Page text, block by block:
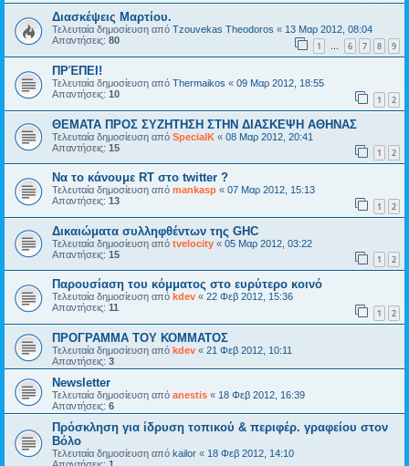
Διασκέψεις Μαρτίου.
Τελευταία δημοσίευση από Tzouvekas Theodoros « 13 Μαρ 2012, 08:04
Απαντήσεις: 80 1 … 6 7 8 9
ΠΡΈΠΕΙ!
Τελευταία δημοσίευση από Thermaikos « 09 Μαρ 2012, 18:55
Απαντήσεις: 10 1 2
ΘΕΜΑΤΑ ΠΡΟΣ ΣΥΖΗΤΗΣΗ ΣΤΗΝ ΔΙΑΣΚΕΨΗ ΑΘΗΝΑΣ
Τελευταία δημοσίευση από SpecialK « 08 Μαρ 2012, 20:41
Απαντήσεις: 15 1 2
Να το κάνουμε RT στο twitter ?
Τελευταία δημοσίευση από mankasp « 07 Μαρ 2012, 15:13
Απαντήσεις: 13 1 2
Δικαιώματα συλληφθέντων της GHC
Τελευταία δημοσίευση από tvelocity « 05 Μαρ 2012, 03:22
Απαντήσεις: 15 1 2
Παρουσίαση του κόμματος στο ευρύτερο κοινό
Τελευταία δημοσίευση από kdev « 22 Φεβ 2012, 15:36
Απαντήσεις: 11 1 2
ΠΡΟΓΡΑΜΜΑ ΤΟΥ ΚΟΜΜΑΤΟΣ
Τελευταία δημοσίευση από kdev « 21 Φεβ 2012, 10:11
Απαντήσεις: 3
Newsletter
Τελευταία δημοσίευση από anestis « 18 Φεβ 2012, 16:39
Απαντήσεις: 6
Πρόσκληση για ίδρυση τοπικού & περιφέρ. γραφείου στον
Βόλο
Τελευταία δημοσίευση από kailor « 18 Φεβ 2012, 14:10